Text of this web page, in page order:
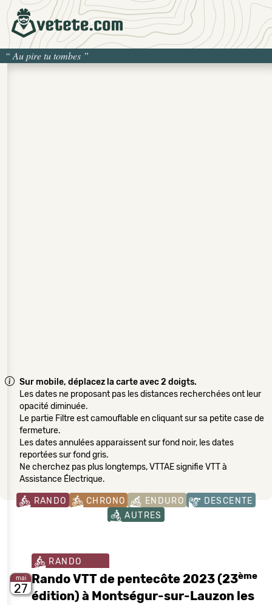
“ Au pire tu tombes ”
Sur mobile, déplacez la carte avec 2 doigts.
Les dates ne proposant pas les distances recherchées ont leur
opacité diminuée.
Le partie Filtre est camouflable en cliquant sur sa petite case de
fermeture.
Les dates annulées apparaissent sur fond noir, les dates
reportées sur fond gris.
Ne cherchez pas plus longtemps, VTTAE signifie VTT à
Assistance Électrique.
RANDO CHRONO ENDURO
DESCENTE
AUTRES
mai
27
RANDO
Rando VTT de pentecôte 2023 (23ème
édition) à Montségur-sur-Lauzon les